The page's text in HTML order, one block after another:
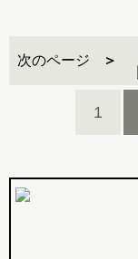
次のページ
1